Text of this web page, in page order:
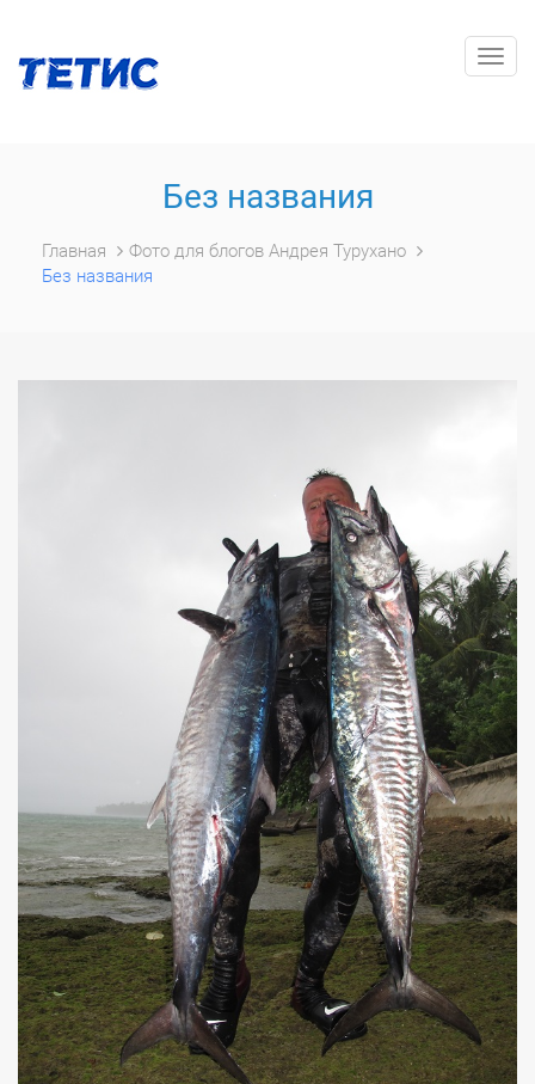
Без названия
Главная
Фото для блогов Андрея Турухано
Без названия